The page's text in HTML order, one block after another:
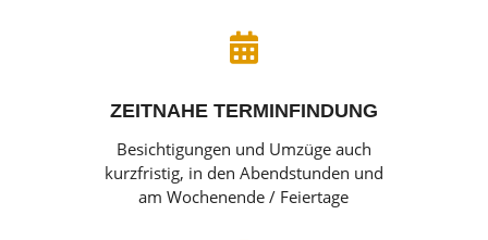

ZEITNAHE TERMINFINDUNG
Besichtigungen und Umzüge auch
kurzfristig, in den Abendstunden und
am Wochenende / Feiertage